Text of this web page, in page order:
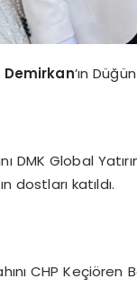
Demirkan’ın
DMK Global
dostları katıldı.
CHP